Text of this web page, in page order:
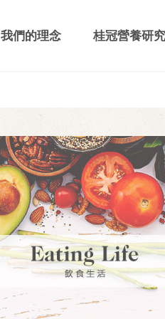
我們的理念 桂冠營養研